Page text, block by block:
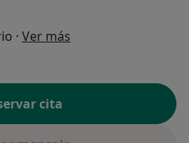
· Ver más
cita